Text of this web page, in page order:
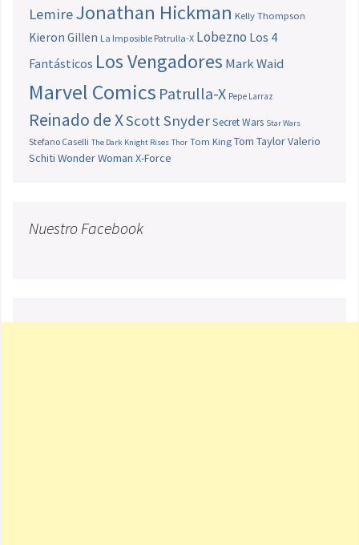
LemireJonathan Hickman Kelly Thompson
Kieron Gillen La Imposible Patrulla-X Lobezno Los 4
Fantásticos Los Vengadores Mark Waid
Marvel Comics Patrulla-X Pepe Larraz
Reinado de XScott SnyderSecret Wars Star Wars
Stefano Caselli The Dark Knight Rises Thor Tom King Tom TaylorValerio
Schiti Wonder Woman X-Force
Nuestro Facebook